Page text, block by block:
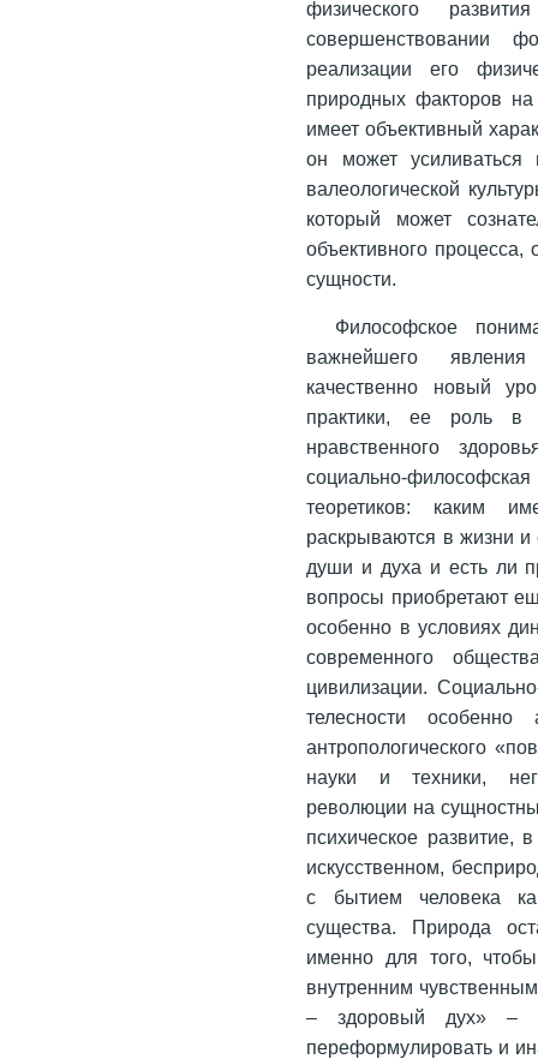
физического
совершенствовании
реализации его
природных факторов на
имеет объективный
он может усиливаться
валеологической
который может
объективного
сущности.
Философское
важнейшего
качественно новый
практики, ее роль в
нравственного
социально-
теоретиков: каким
раскрываются в жизни и
души и духа и есть ли
вопросы приобретают
особенно в условиях
современного
цивилизации.
телесности
антропологического
науки и техники,
революции на
психическое развитие,
искусственном,
с бытием человека
существа. Природа
именно для того,
внутренним
– здоровый дух» –
переформулировать и